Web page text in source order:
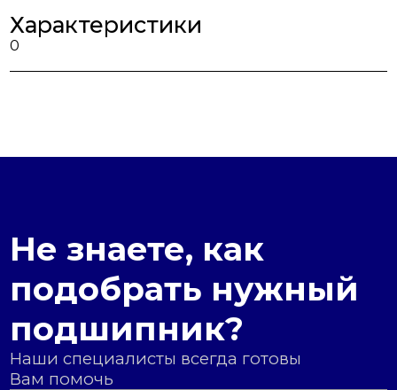
Характеристики
0
Не знаете, как
подобрать нужный
подшипник?
Наши специалисты всегда готовы
Вам помочь